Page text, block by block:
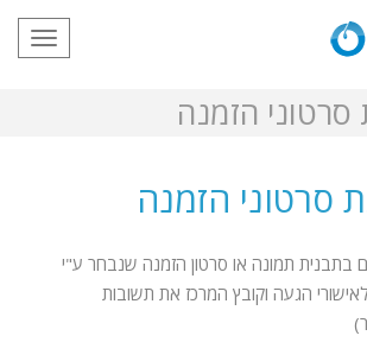
הזמנה
סרטוני הזמנה
בתבנית תמונה או סרטון הזמנה שנבחר ע"י
הגעה וקובץ המרכז את תשובות